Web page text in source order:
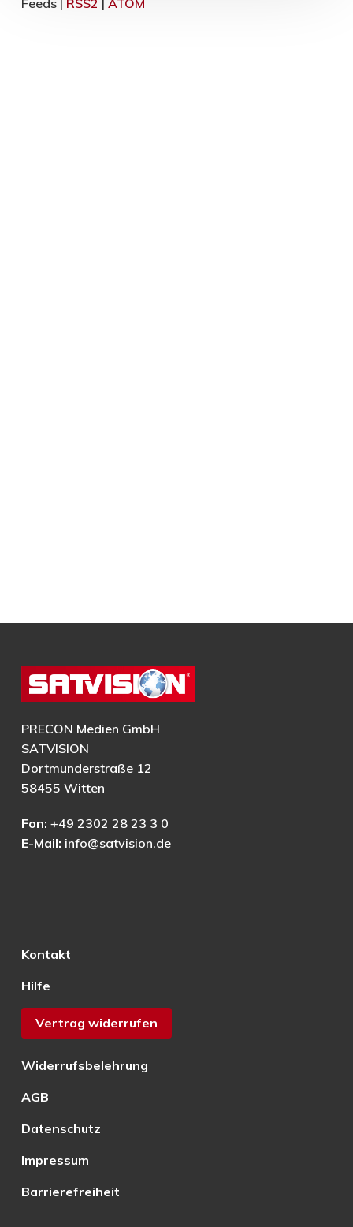
Feeds | RSS2 ATOM
PRECON Medien GmbH
SATVISION
Dortmunderstraße 12
58455 Witten
Fon: +49 2302 28 23 3 0
E-Mail: info@satvision.de
Kontakt
Hilfe
Vertrag widerrufen
Widerrufsbelehrung
AGB
Datenschutz
Impressum
Barrierefreiheit